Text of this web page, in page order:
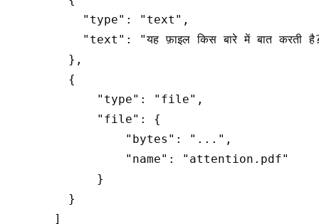
          "type": "text",
"text": "यह फ़ाइल किस बारे में बात करती
        },
        {
            "type": "file",
            "file": {
                "bytes": "...",
                "name": "attention.pdf"
            }
        }
      ]